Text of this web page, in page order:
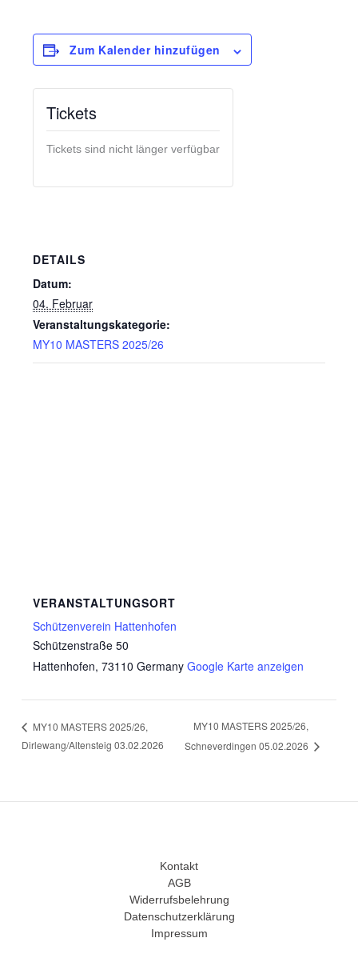
Zum Kalender hinzufügen
DETAILS
Datum:
04. Februar
Veranstaltungskategorie:
MY10 MASTERS 2025/26
VERANSTALTUNGSORT
Schützenverein Hattenhofen
Schützenstraße 50
Hattenhofen, 73110 Germany Google Karte anzeigen
Tickets
Tickets sind nicht länger verfügbar
MY10 MASTERS 2025/26,
Dirlewang/Altensteig 03.02.2026
MY10 MASTERS 2025/26,
Schneverdingen 05.02.2026
Kontakt
AGB
Widerrufsbelehrung
Datenschutzerklärung
Impressum